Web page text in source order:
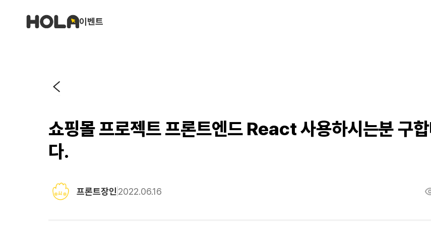
이벤트
쇼핑몰 프로젝트 프론트엔드 React 사용하시는분 구합
다.
프론트장인 2022.06.16